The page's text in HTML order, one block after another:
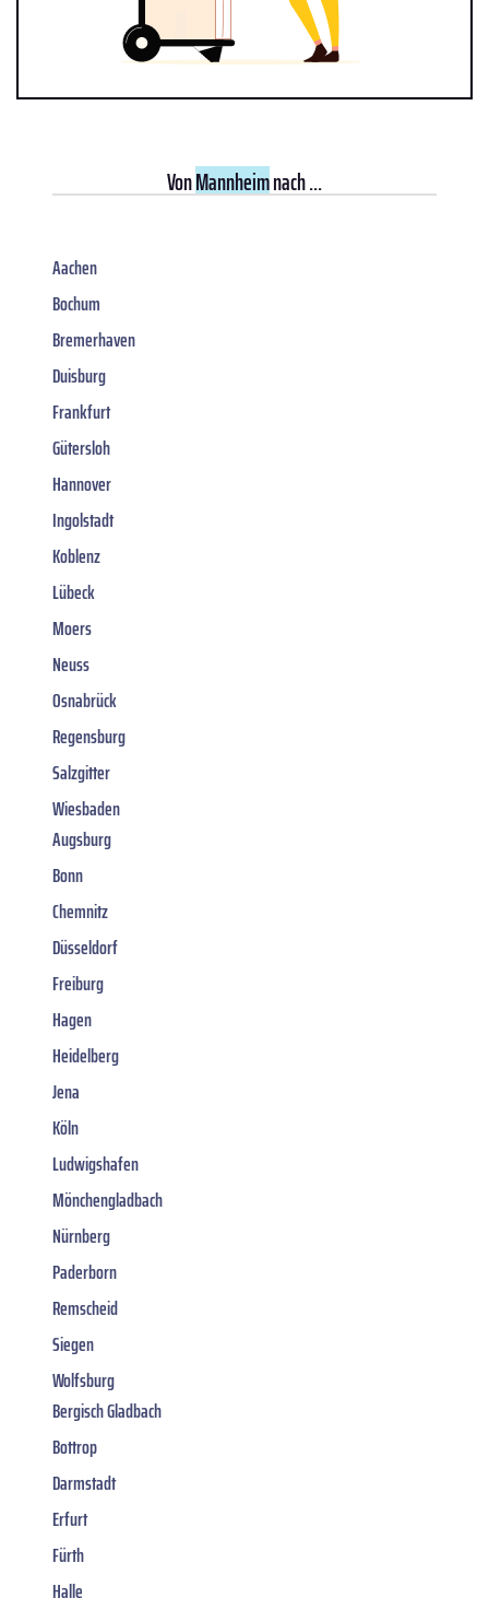
VonMannheimnach ...
Aachen
Bochum
Bremerhaven
Duisburg
Frankfurt
Gütersloh
Hannover
Ingolstadt
Koblenz
Lübeck
Moers
Neuss
Osnabrück
Regensburg
Salzgitter
Wiesbaden
Augsburg
Bonn
Chemnitz
Düsseldorf
Freiburg
Hagen
Heidelberg
Jena
Köln
Ludwigshafen
Mönchengladbach
Nürnberg
Paderborn
Remscheid
Siegen
Wolfsburg
Bergisch Gladbach
Bottrop
Darmstadt
Erfurt
Fürth
Halle